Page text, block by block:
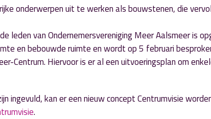
onderwerpen uit te werken als bouwstenen, die
leden van Ondernemersvereniging Meer Aalsmeer is
en bebouwde ruimte en wordt op 5 februari
Centrum. Hiervoor is er al een uitvoeringsplan om
ingevuld, kan er een nieuw concept Centrumvisie
.